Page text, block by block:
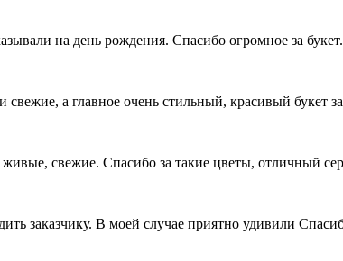
на день рождения. Спасибо огромное за букет.
а главное очень стильный, красивый букет
свежие. Спасибо за такие цветы, отличный
заказчику. В моей случае приятно удивили